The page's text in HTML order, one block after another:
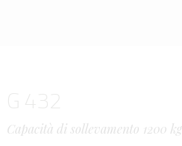
G 432
Capacità di sollevamento 1200 kg